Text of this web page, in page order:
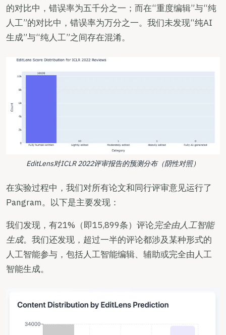
的对比中，错误率为五千分之一；而在“重度编辑”与“纯
人工”的对比中，错误率为万分之一。我们未发现“纯AI
生成”与“纯人工”之间存在混淆。
EditLens对ICLR 2022评审报告的预测分布（阴性对照）
在实验过程中，我们对所有论文和同行评审意见运行了
Pangram。以下是主要发现：
我们发现，有21%（即15,899条）评论完全由人工智能
生成。我们还发现，超过一半的评论都涉及某种形式的
人工智能参与，包括人工智能编辑、辅助或完全由人工
智能生成。